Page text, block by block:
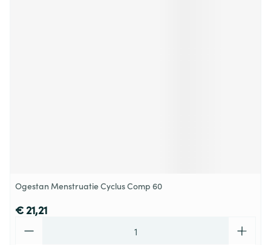
Ogestan Menstruatie Cyclus Comp 60
€ 21,21